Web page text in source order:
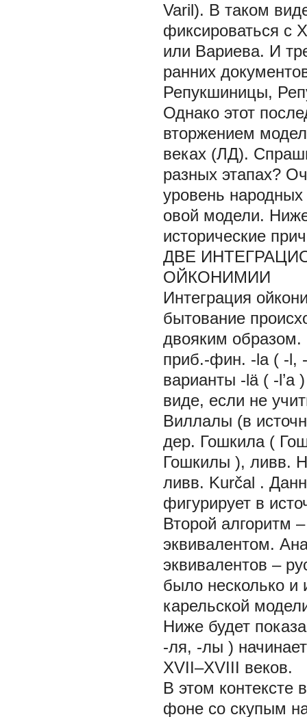
Varil). В таком
фиксироваться с
или Вариева. И
ранних
Репукшиницы,
Однако этот
вторжением
веках (ЛД).
разных этапах?
уровень
овой модели.
исторические
ДВЕ
ОЙКОНИМИИ
Интеграция
бытование
двояким образом.
приб.-фин. -la ( -l,
варианты -lä ( -l’a
виде, если не
Виллалы (в
дер. Гошкила (
Гошкилы ), ливв.
ливв. Kurčal .
фигурирует в
Второй алгоритм
эквивалентом.
эквивалентов –
было несколько и
карельской
Ниже будет
-ля, -лы )
XVII–XVIII веков.
В этом контексте
фоне со скупым